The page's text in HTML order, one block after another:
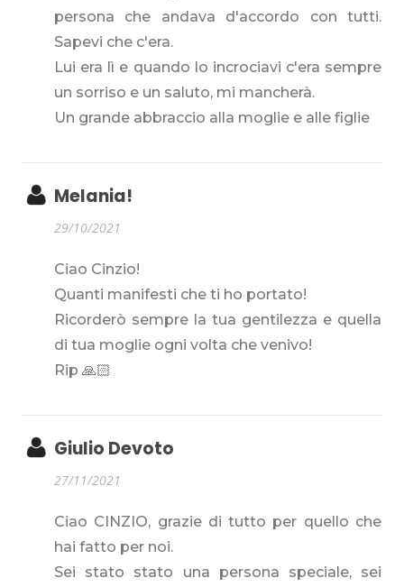
persona che andava d'accordo con tutti.
Sapevi che c'era.
Lui era lì e quando lo incrociavi c'era sempre
un sorriso e un saluto, mi mancherà.
Un grande abbraccio alla moglie e alle figlie
Melania!
29/10/2021
Ciao Cinzio!
Quanti manifesti che ti ho portato!
Ricorderò sempre la tua gentilezza e quella
di tua moglie ogni volta che venivo!
Rip 🙏🏻
Giulio Devoto
27/11/2021
Ciao CINZIO, grazie di tutto per quello che
hai fatto per noi.
Sei stato stato una persona speciale, sei